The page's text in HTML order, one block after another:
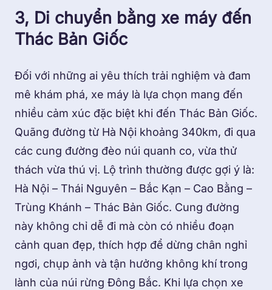
3, Di chuyển bằng xe máy đến
Thác Bản Giốc
Đối với những ai yêu thích trải nghiệm và đam
mê khám phá, xe máy là lựa chọn mang đến
nhiều cảm xúc đặc biệt khi đến Thác Bản Giốc.
Quãng đường từ Hà Nội khoảng 340km, đi qua
các cung đường đèo núi quanh co, vừa thử
thách vừa thú vị. Lộ trình thường được gợi ý là:
Hà Nội – Thái Nguyên – Bắc Kạn – Cao Bằng –
Trùng Khánh – Thác Bản Giốc. Cung đường
này không chỉ dễ đi mà còn có nhiều đoạn
cảnh quan đẹp, thích hợp để dừng chân nghỉ
ngơi, chụp ảnh và tận hưởng không khí trong
lành của núi rừng Đông Bắc. Khi lựa chọn xe